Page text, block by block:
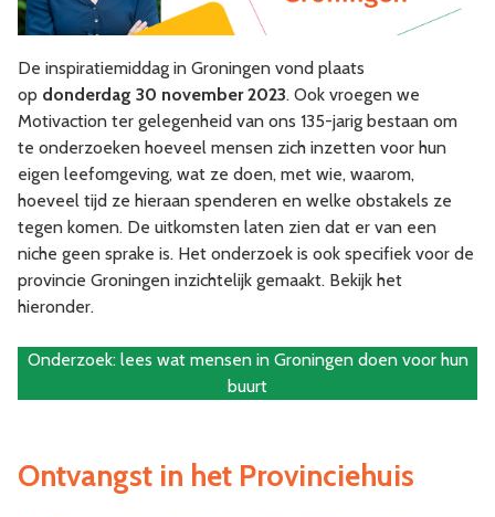
De inspiratiemiddag in Groningen vond plaats
op donderdag 30 november 2023. Ook vroegen we
Motivaction ter gelegenheid van ons 135-jarig bestaan om
te onderzoeken hoeveel mensen zich inzetten voor hun
eigen leefomgeving, wat ze doen, met wie, waarom,
hoeveel tijd ze hieraan spenderen en welke obstakels ze
tegen komen. De uitkomsten laten zien dat er van een
niche geen sprake is. Het onderzoek is ook specifiek voor de
provincie Groningen inzichtelijk gemaakt. Bekijk het
hieronder.
Onderzoek: lees wat mensen in Groningen doen voor hun
buurt
Ontvangst in het Provinciehuis